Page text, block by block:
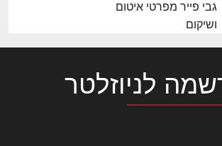
גבי פייר מפרטי איטום
ושיקום
לניוזלטר